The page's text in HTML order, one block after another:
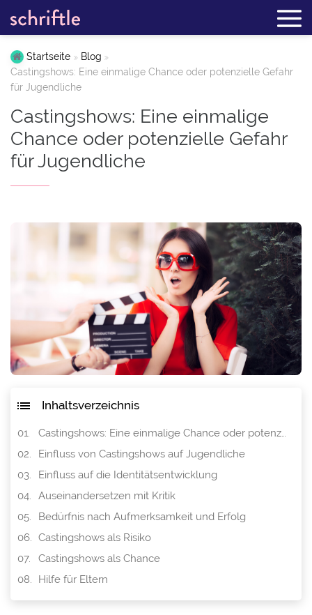
Startseite
Blog
Castingshows: Eine einmalige Chance oder potenzielle Gefahr
für Jugendliche
Castingshows: Eine einmalige
Chance oder potenzielle Gefahr
für Jugendliche
Inhaltsverzeichnis
Castingshows: Eine einmalige Chance oder potenzielle Gefahr für Jugendliche
Einfluss von Castingshows auf Jugendliche
Einfluss auf die Identitätsentwicklung
Auseinandersetzen mit Kritik
Bedürfnis nach Aufmerksamkeit und Erfolg
Castingshows als Risiko
Castingshows als Chance
Hilfe für Eltern